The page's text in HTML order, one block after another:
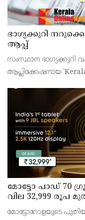
ഭാഗ്യക്കുറി
ആപ്പ്
സംസ്ഥാന ഭാഗ്യക്കുറി
ആപ്ലിക്കേഷനായ
അഞ്ജു കെ എസ്
മോട്ടോ പാഡ് 70
വില 32,999 രൂപ
മോട്ടോറോളയുടെ